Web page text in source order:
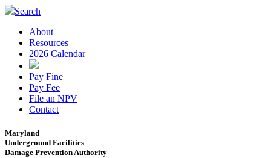
Search
About
Resources
2026 Calendar
Pay Fine
Pay Fee
File an NPV
Contact
Maryland
Underground Facilities
Damage Prevention Authority